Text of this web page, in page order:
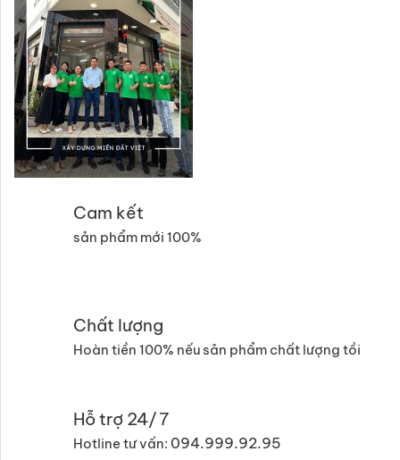
Cam kết
sản phẩm mới 100%
Chất lượng
Hoàn tiền 100% nếu sản phẩm chất lượng tồi
Hỗ trợ 24/7
Hotline tư vấn: 094.999.92.95